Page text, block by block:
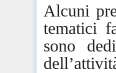
Alcuni
tematici
sono